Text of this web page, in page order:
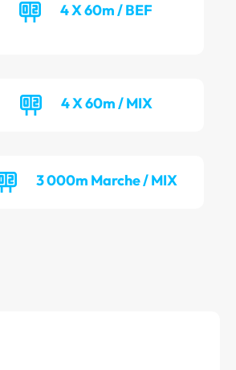
4 X 60m / BEF
4 X 60m / MIX
3 000m Marche / MIX